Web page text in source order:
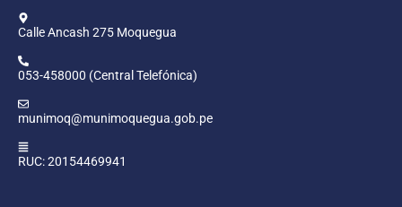
Calle Ancash 275 Moquegua
053-458000 (Central Telefónica)
munimoq@munimoquegua.gob.pe
RUC: 20154469941